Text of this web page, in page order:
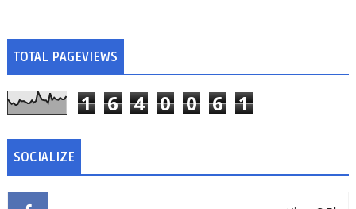
TOTAL PAGEVIEWS
1 6 4 0 0 6 1
SOCIALIZE